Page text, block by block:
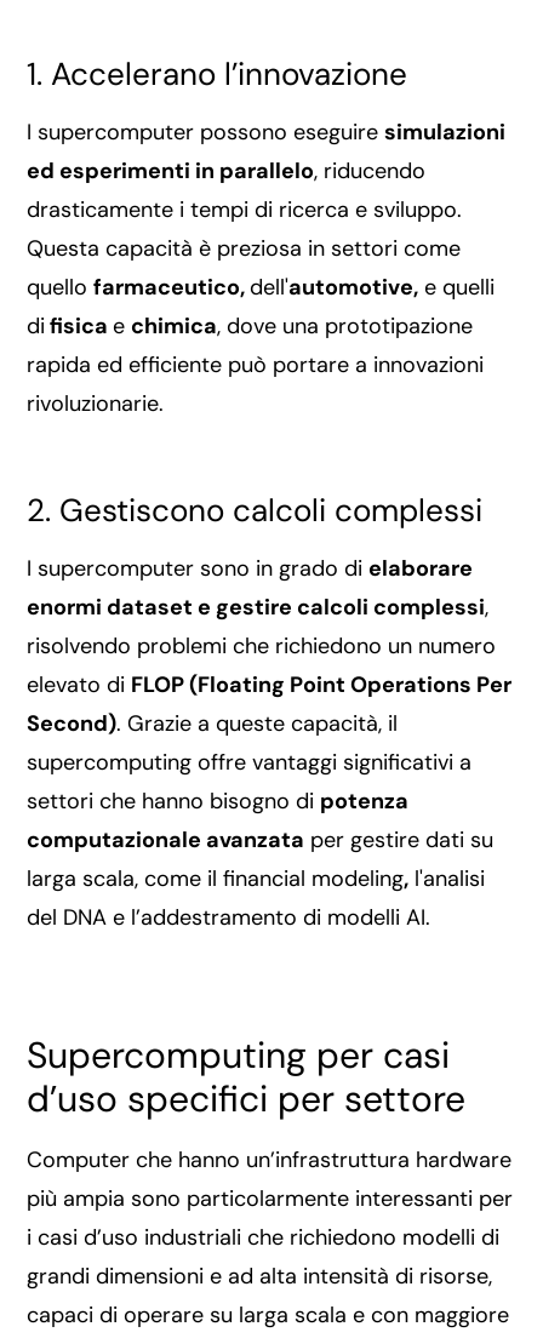
1. Accelerano l’innovazione
I supercomputer possono eseguiresimulazioni
ed esperimenti in parallelo, riducendo
drasticamente i tempi di ricerca e sviluppo.
Questa capacità è preziosa in settori come
quellofarmaceutico,dell'automotive, e quelli
di fisicae chimica, dove una prototipazione
rapida ed efficiente può portare a innovazioni
rivoluzionarie.
2. Gestiscono calcoli complessi
I supercomputer sono in grado di elaborare
enormi dataset e gestire calcoli complessi,
risolvendo problemi che richiedono un numero
elevato di FLOP (Floating Point Operations Per
Second). Grazie a queste capacità, il
supercomputing offre vantaggi significativi a
settori che hanno bisogno di potenza
computazionale avanzata per gestire dati su
larga scala, come il financial modeling, l'analisi
del DNA e l’addestramento di modelli AI.
Supercomputing per casi
d’uso specifici per settore
Computer che hanno un’infrastruttura hardware
più ampia sono particolarmente interessanti per
i casi d’uso industriali che richiedono modelli di
grandi dimensioni e ad alta intensità di risorse,
capaci di operare su larga scala e con maggiore